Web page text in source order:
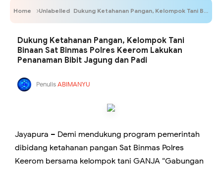
Home Unlabelled Dukung Ketahanan Pangan, Kelompok Tani Binaan Sat Binmas Polres Keerom Lakukan Penanaman Bibit Jagung dan Padi
Dukung Ketahanan Pangan, Kelompok Tani
Binaan Sat Binmas Polres Keerom Lakukan
Penanaman Bibit Jagung dan Padi
PenulisABIMANYU
Jayapura – Demi mendukung program pemerintah
dibidang ketahanan pangan Sat Binmas Polres
Keerom bersama kelompok tani GANJA “Gabungan